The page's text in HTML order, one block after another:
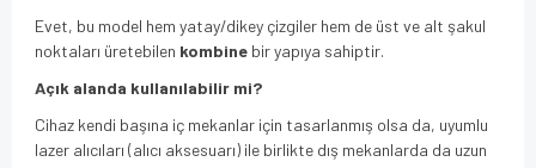
Evet, bu model hem yatay/dikey çizgiler hem de üst ve alt şakul
noktaları üretebilen kombine bir yapıya sahiptir.
Açık alanda kullanılabilir mi?
Cihaz kendi başına iç mekanlar için tasarlanmış olsa da, uyumlu
lazer alıcıları (alıcı aksesuarı) ile birlikte dış mekanlarda da uzun